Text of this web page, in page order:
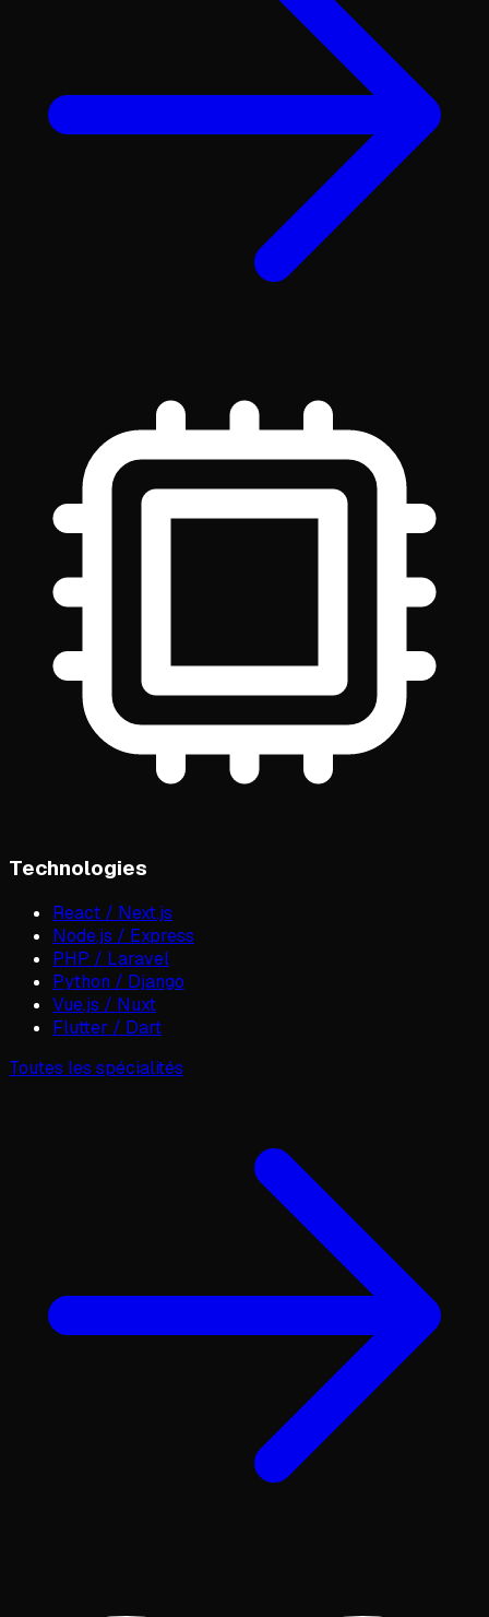
Technologies
React / Next.js
Node.js / Express
PHP / Laravel
Python / Django
Vue.js / Nuxt
Flutter / Dart
Toutes les spécialités